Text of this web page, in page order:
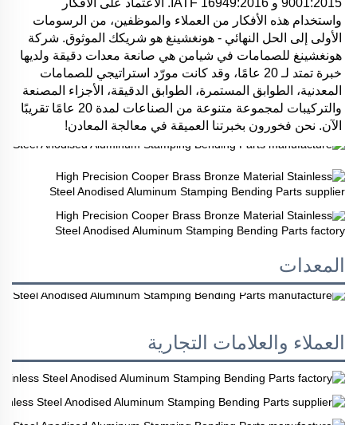
الآن. نحن فخورون بخبرتنا العميقة في معالجة المعادن!
المعدات
العملاء والعلامات التجارية